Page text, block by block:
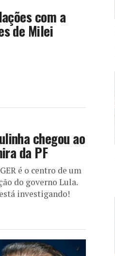
com a
de Milei
chegou ao
da PF
é o centro de um
do governo Lula.
investigando!